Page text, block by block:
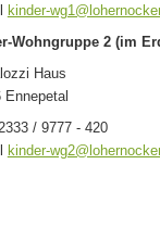
kinder-
Wohngruppe 2 (im
Haus
Ennepetal
/ 9777 - 420
kinder-